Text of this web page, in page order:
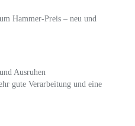
Hammer-Preis – neu und
Ausruhen
gute Verarbeitung und eine